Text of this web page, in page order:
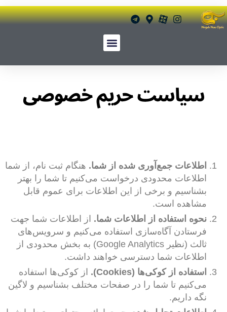
سیاست حریم خصوصی
اطلاعات جمع‌آوری شده از شما. هنگام ثبت نام، از شما
اطلاعات محدودی درخواست می‌کنیم تا شما را بهتر
بشناسیم و برخی از این اطلاعات برای عموم قابل
مشاهده است.
نحوه استفاده از اطلاعات شما. از اطلاعات شما جهت
فرستادن آگاه‌سازی استفاده می‌کنیم و سرویس‌های
ثالث (نظیر Google Analytics) به بخش محدودی از
اطلاعات شما دسترسی خواهند داشت.
استفاده از کوکی‌ها (Cookies).
از کوکی‌ها استفاده
می‌کنیم تا شما را در صفحات مختلف بشناسیم و لاگین
نگه داریم.